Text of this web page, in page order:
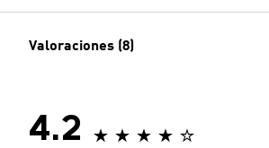
Valoraciones (8)
4.2